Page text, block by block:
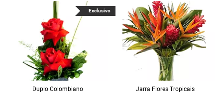
Duplo Colombiano
Exclusivo
Jarra Flores Tropi­cais